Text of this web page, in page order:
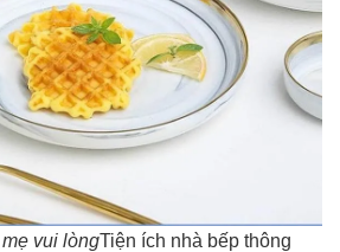
vui lòngTiện ích nhà bếp thông